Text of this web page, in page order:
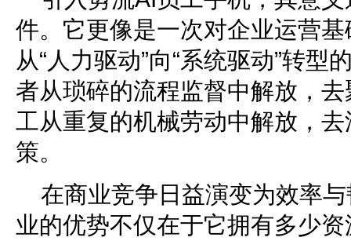
件。它更像是一次对企业运营
从“人力驱动”向“系统驱动”转型
者从琐碎的流程监督中解放，
工从重复的机械劳动中解放，
策。
在商业竞争日益演变为效率
业的优势不仅在于它拥有多少